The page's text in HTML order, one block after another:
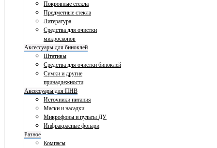
Покровные стекла
Предметные стекла
Литература
Средства для очистки
микроскопов
Аксессуары для биноклей
Штативы
Средства для очистки биноклей
Сумки и другие
принадлежности
Аксессуары для ПНВ
Источники питания
Маски и насадки
Микрофоны и пульты ДУ
Инфракрасные фонари
Разное
Компасы